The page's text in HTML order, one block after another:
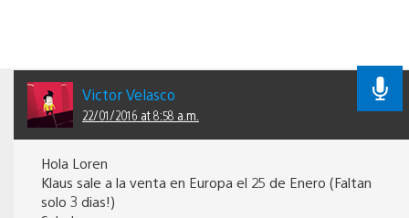
Victor Velasco
22/01/2016 at 8:58 a.m.
Hola Loren
Klaus sale a la venta en Europa el 25 de Enero (Faltan
solo 3 dias!)